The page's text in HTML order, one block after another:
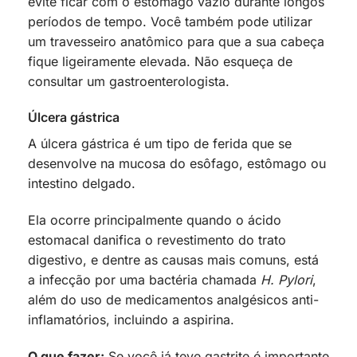
períodos de tempo. Você também pode utilizar
um travesseiro anatômico para que a sua cabeça
fique ligeiramente elevada. Não esqueça de
consultar um gastroenterologista.
Úlcera gástrica
A úlcera gástrica é um tipo de ferida que se
desenvolve na mucosa do esôfago, estômago ou
intestino delgado.
Ela ocorre principalmente quando o ácido
estomacal danifica o revestimento do trato
digestivo, e dentre as causas mais comuns, está
a infecção por uma bactéria chamada H. Pylori,
além do uso de medicamentos analgésicos anti-
inflamatórios, incluindo a aspirina.